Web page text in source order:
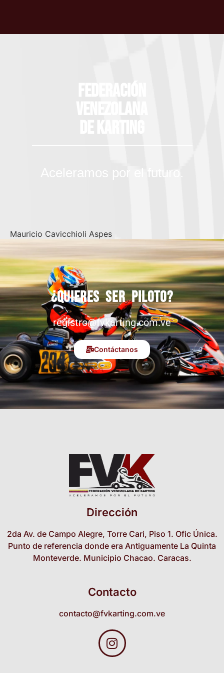
Mauricio Cavicchioli Aspes
¿Quieres ser piloto?
registro@fvkarting.com.ve
Contáctanos
Dirección
2da Av. de Campo Alegre, Torre Cari, Piso 1. Ofic Única.
Punto de referencia donde era Antiguamente La Quinta
Monteverde. Municipio Chacao. Caracas.
Contacto
contacto@fvkarting.com.ve